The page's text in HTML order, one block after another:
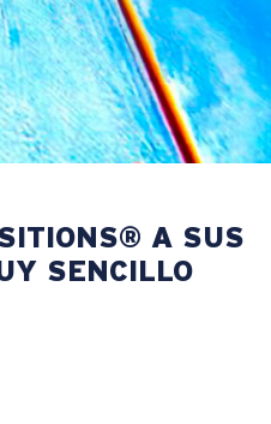
FUNCIONAN?
A SUS
SENCILLO